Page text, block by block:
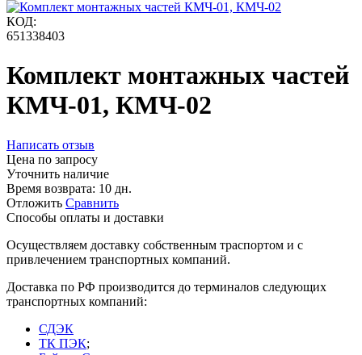
КОД:
651338403
Комплект монтажных частей
КМЧ-01, КМЧ-02
Написать отзыв
Цена по запросу
Уточнить наличие
Время возврата: 10 дн.
Отложить Сравнить
Способы оплаты и доставки
Осуществляем доставку собственным траспортом и с
привлечением транспортных компаний.
Доставка по РФ производится до терминалов следующих
транспортных компаний:
СДЭК
ТК ПЭК;